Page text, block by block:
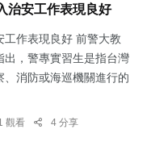
治安工作表現良好
作表現良好 前警大教
，警專實習生是指台灣
消防或海巡機關進行的
觀看 4 分享